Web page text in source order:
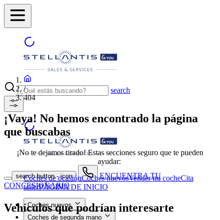
search
search button - icon
ENCUENTRA TU
CONCESIONARIO
Coches nuevos
Coches de segunda mano
/
404
¡Vaya! No hemos encontrado la página
que buscabas
¡No te dejamos tirado! Estas secciones seguro que te pueden
ayudar:
Coches de ocasiónCoches nuevosVender mi cocheCita
tallerPÁGINA DE INICIO
Vehículos que podrían interesarte